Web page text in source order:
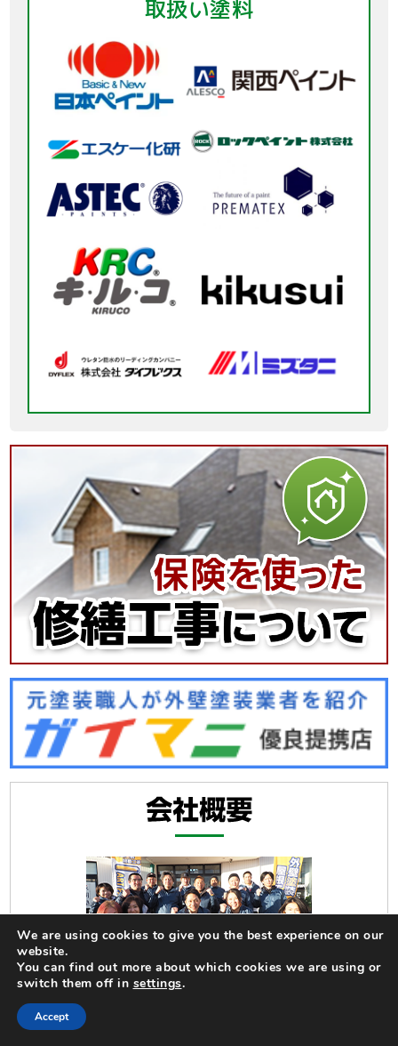
取扱い塗料
We are using cookies to give you the best experience on our
website.
You can find out more about which cookies we are using or
switch them off in settings.
Accept